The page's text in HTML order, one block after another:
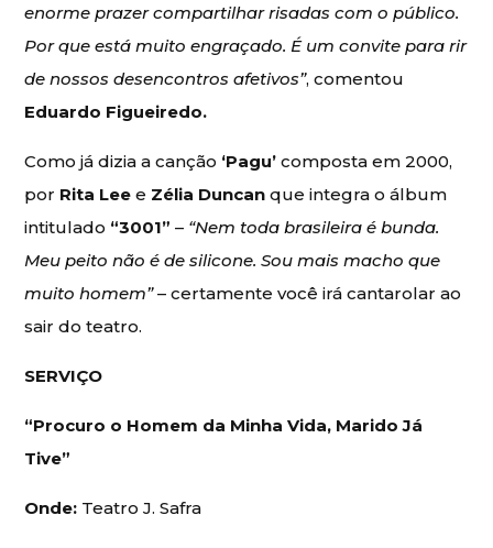
enorme prazer compartilhar risadas com o público.
Por que está muito engraçado. É um convite para rir
de nossos desencontros afetivos”, comentou
Eduardo Figueiredo.
Como já dizia a canção ‘Pagu’ composta em 2000,
por Rita Lee e Zélia Duncan que integra o álbum
intitulado “3001” – “Nem toda brasileira é bunda.
Meu peito não é de silicone. Sou mais macho que
muito homem”– certamente você irá cantarolar ao
sair do teatro.
SERVIÇO
“Procuro o Homem da Minha Vida, Marido Já
Tive”
Onde: Teatro J. Safra